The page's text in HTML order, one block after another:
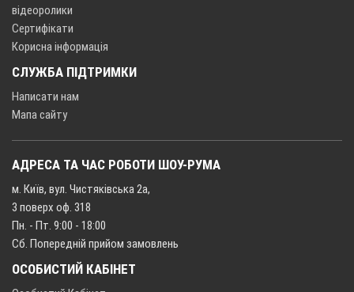
відеоролики
Сертифікати
Корисна інформація
СЛУЖБА ПІДТРИМКИ
Написати нам
Мапа сайту
АДРЕСА ТА ЧАС РОБОТИ ШОУ-РУМА
м. Київ, вул. Чистяківська 2а,
3 поверх оф. 318
Пн. - Пт. 9:00 - 18:00
Сб. Попередній прийом замовлень
ОСОБИСТИЙ КАБІНЕТ